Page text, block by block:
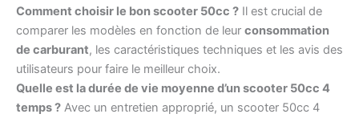
Comment choisir le bon scooter 50cc ? Il est crucial de
comparer les modèles en fonction de leur consommation
de carburant, les caractéristiques techniques et les avis des
utilisateurs pour faire le meilleur choix.
Quelle est la durée de vie moyenne d’un scooter 50cc 4
temps ? Avec un entretien approprié, un scooter 50cc 4